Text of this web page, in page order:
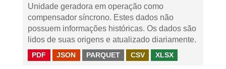
Unidade geradora em operação como
compensador síncrono. Estes dados não
possuem informações históricas. Os dados são
lidos de suas origens e atualizado diariamente.
PDF JSON PARQUET CSV XLSX